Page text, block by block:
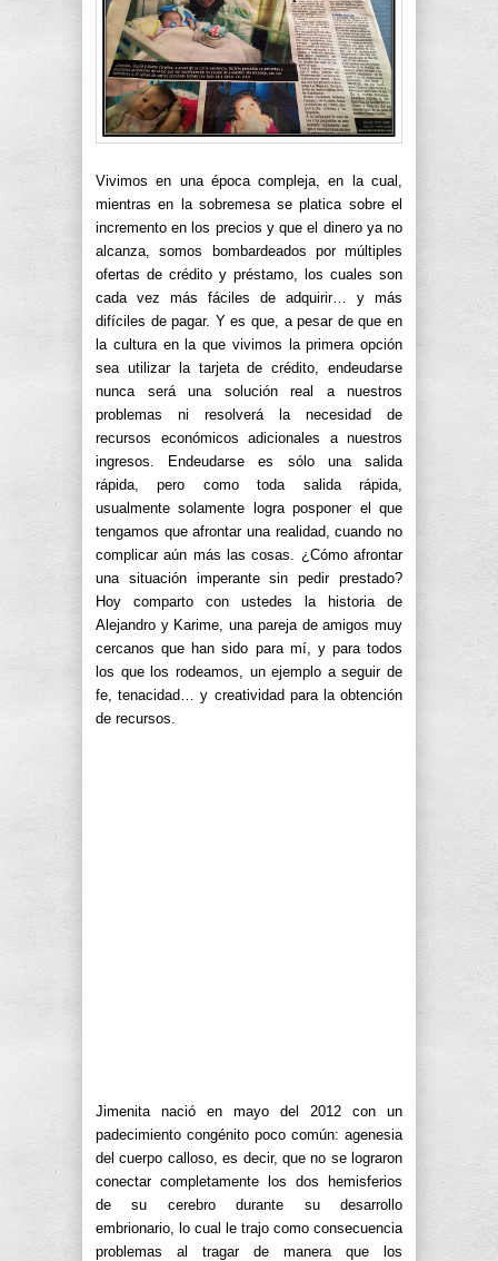
Vivimos en una época compleja, en la cual,
mientras en la sobremesa se platica sobre el
incremento en los precios y que el dinero ya no
alcanza, somos bombardeados por múltiples
ofertas de crédito y préstamo, los cuales son
cada vez más fáciles de adquirir… y más
difíciles de pagar. Y es que, a pesar de que en
la cultura en la que vivimos la primera opción
sea utilizar la tarjeta de crédito, endeudarse
nunca será una solución real a nuestros
problemas ni resolverá la necesidad de
recursos económicos adicionales a nuestros
ingresos. Endeudarse es sólo una salida
rápida, pero como toda salida rápida,
usualmente solamente logra posponer el que
tengamos que afrontar una realidad, cuando no
complicar aún más las cosas. ¿Cómo afrontar
una situación imperante sin pedir prestado?
Hoy comparto con ustedes la historia de
Alejandro y Karime, una pareja de amigos muy
cercanos que han sido para mí, y para todos
los que los rodeamos, un ejemplo a seguir de
fe, tenacidad… y creatividad para la obtención
de recursos.
Jimenita nació en mayo del 2012 con un
padecimiento congénito poco común: agenesia
del cuerpo calloso, es decir, que no se lograron
conectar completamente los dos hemisferios
de su cerebro durante su desarrollo
embrionario, lo cual le trajo como consecuencia
problemas al tragar de manera que los